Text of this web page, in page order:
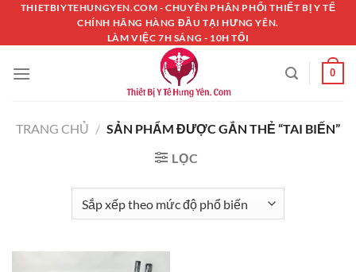
Chuyển
nội
dung
THIETBIYTEHUNGYEN.COM - CHUYÊN PHÂN PHỐI THIẾT BỊ Y TẾ
CHÍNH HÃNG HÀNG ĐẦU TẠI HƯNG YÊN.
LÀM VIỆC 7H SÁNG - 10H TỐI
0
TRANG CHỦ / SẢN PHẨM ĐƯỢC GẮN THẺ “TAI BIẾN”
LỌC